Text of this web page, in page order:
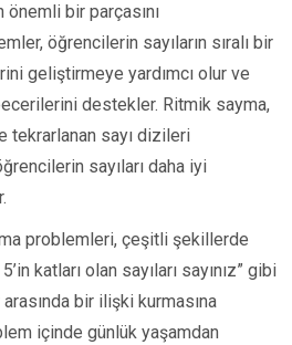
bir parçasını
öğrencilerin sayıların sıralı bir
geliştirmeye yardımcı olur ve
destekler. Ritmik sayma,
tekrarlanan sayı dizileri
sayıları daha iyi
problemleri, çeşitli şekillerde
katları olan sayıları sayınız” gibi
bir ilişki kurmasına
içinde günlük yaşamdan